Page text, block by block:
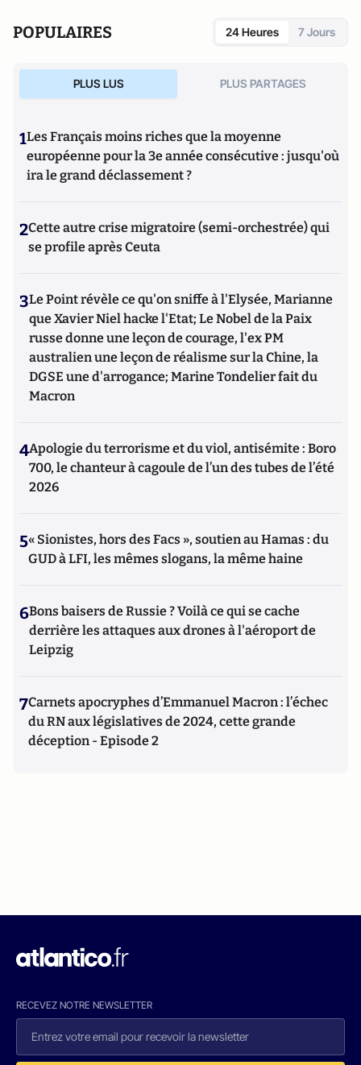
POPULAIRES 24 Heures 7 Jours
PLUS LUS PLUS PARTAGES
1Les Français moins riches que la moyenne
européenne pour la 3e année consécutive : jusqu'où
ira le grand déclassement ?
2Cette autre crise migratoire (semi-orchestrée) qui
se profile après Ceuta
3Le Point révèle ce qu'on sniffe à l'Elysée, Marianne
que Xavier Niel hacke l'Etat; Le Nobel de la Paix
russe donne une leçon de courage, l'ex PM
australien une leçon de réalisme sur la Chine, la
DGSE une d'arrogance; Marine Tondelier fait du
Macron
4Apologie du terrorisme et du viol, antisémite : Boro
700, le chanteur à cagoule de l’un des tubes de l’été
2026
5« Sionistes, hors des Facs », soutien au Hamas : du
GUD à LFI, les mêmes slogans, la même haine
6Bons baisers de Russie ? Voilà ce qui se cache
derrière les attaques aux drones à l'aéroport de
Leipzig
7Carnets apocryphes d’Emmanuel Macron : l’échec
du RN aux législatives de 2024, cette grande
déception - Episode 2
RECEVEZ NOTRE NEWSLETTER